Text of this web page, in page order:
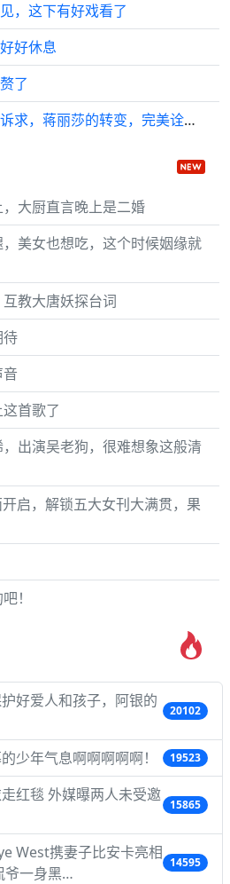
，这下有好戏看了
好休息
了
从隐忍付出到主动表达诉求，蒋丽莎的转变，完美诠释什么叫重养自己
大厨直言晚上是二婚
美女也想吃，这个时候姻缘就
教大唐妖探台词
待
首歌了
出演吴老狗，很难想象这般清
启，解锁五大女刊大满贯，果
！
好爱人和孩子，阿银的
20102
少年气息啊啊啊啊啊！ 19523
红毯 外媒曝两人未受邀
15865
West携妻子比安卡亮相
爷一身黑…
14595